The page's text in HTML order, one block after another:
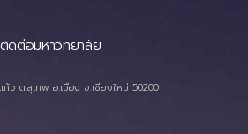
ติดต่อมหาวิทยาลัย
ว ต.สุเทพ อ.เมือง จ.เชียงใหม่ 50200